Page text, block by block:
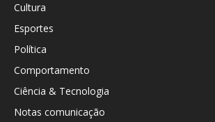
Cultura
Esportes
Política
Comportamento
Ciência & Tecnologia
Notas comunicação